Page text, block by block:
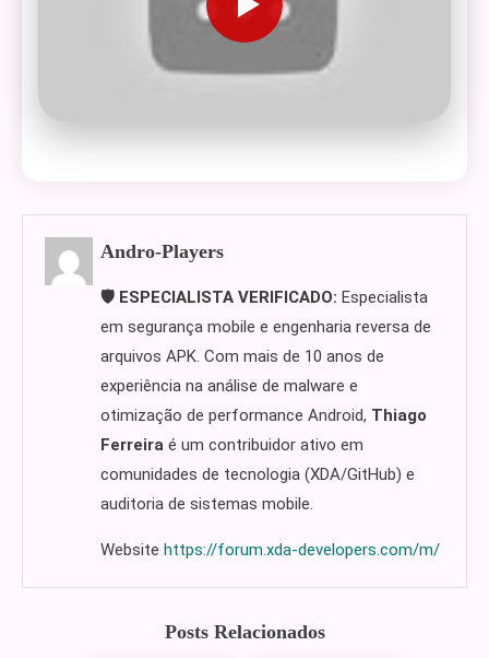
Andro-Players
🛡️ ESPECIALISTA VERIFICADO: Especialista
em segurança mobile e engenharia reversa de
arquivos APK. Com mais de 10 anos de
experiência na análise de malware e
otimização de performance Android, Thiago
Ferreira é um contribuidor ativo em
comunidades de tecnologia (XDA/GitHub) e
auditoria de sistemas mobile.
Website https://forum.xda-developers.com/m/
Posts Relacionados